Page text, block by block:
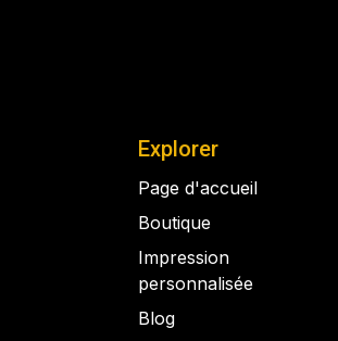
Explorer
Page d'accueil
Boutique
Impression
personnalisée
Blog